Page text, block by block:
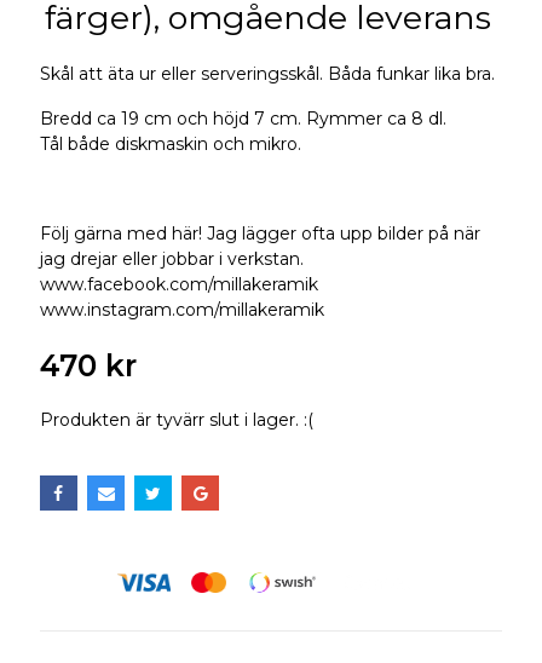
färger), omgående leverans
Skål att äta ur eller serveringsskål. Båda funkar lika bra.
Bredd ca 19 cm och höjd 7 cm. Rymmer ca 8 dl.
Tål både diskmaskin och mikro.
Följ gärna med här! Jag lägger ofta upp bilder på när
jag drejar eller jobbar i verkstan.
www.facebook.com/millakeramik
www.instagram.com/millakeramik
470 kr
Produkten är tyvärr slut i lager. :(